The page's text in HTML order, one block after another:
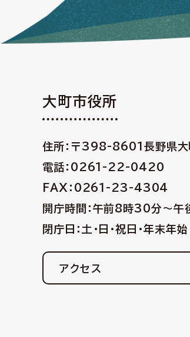
大町市役所
住所：〒398-8601 長野県
電話：0261-22-0420
FAX：0261-23-4304
開庁時間：午前8時30分〜
閉庁日：土・日・祝日・年末年始
アクセス